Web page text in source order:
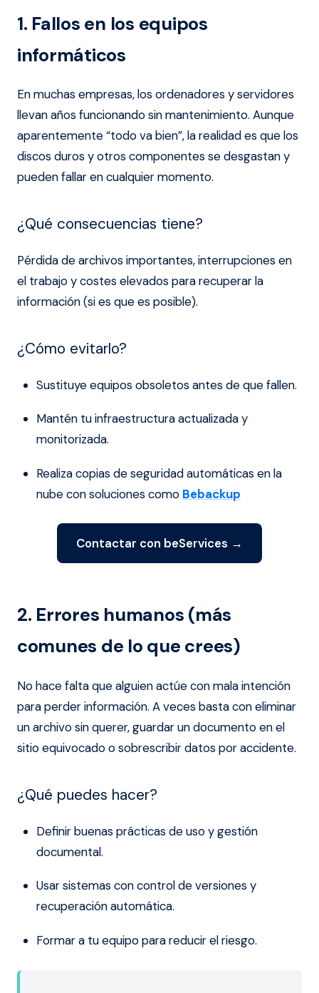
1. Fallos en los equipos
informáticos
En muchas empresas, los ordenadores y servidores
llevan años funcionando sin mantenimiento. Aunque
aparentemente “todo va bien”, la realidad es que los
discos duros y otros componentes se desgastan y
pueden fallar en cualquier momento.
¿Qué consecuencias tiene?
Pérdida de archivos importantes, interrupciones en
el trabajo y costes elevados para recuperar la
información (si es que es posible).
¿Cómo evitarlo?
Sustituye equipos obsoletos antes de que fallen.
Mantén tu infraestructura actualizada y
monitorizada.
Realiza copias de seguridad automáticas en la
nube con soluciones como Bebackup
Contactar con beServices →
2. Errores humanos (más
comunes de lo que crees)
No hace falta que alguien actúe con mala intención
para perder información. A veces basta con eliminar
un archivo sin querer, guardar un documento en el
sitio equivocado o sobrescribir datos por accidente.
¿Qué puedes hacer?
Definir buenas prácticas de uso y gestión
documental.
Usar sistemas con control de versiones y
recuperación automática.
Formar a tu equipo para reducir el riesgo.